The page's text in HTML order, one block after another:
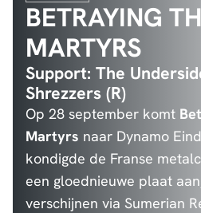
BETRAYING
MARTYRS
Support: The
Shrezzers (R)
Op 28 september komt
Martyrs naar Dynamo
kondigde de Franse
een gloednieuwe plaat
verschijnen via Sumerian